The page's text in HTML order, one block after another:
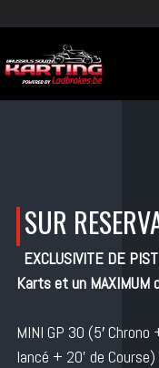
SUR
EXCLUSIVITE DE
Karts et un MAXIMUM
MlNl GP 30 (5′
lancé + 2O’ de Course)